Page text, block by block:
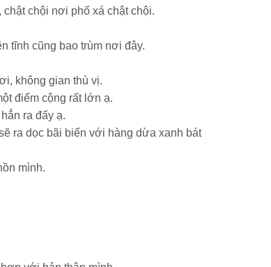
chội nơi phố xá chật chội.
tĩnh cũng bao trùm nơi đây.
không gian thù vị.
điểm cộng rất lớn ạ.
ra đấy ạ.
ra dọc bãi biển với hàng dừa xanh bát
mình.